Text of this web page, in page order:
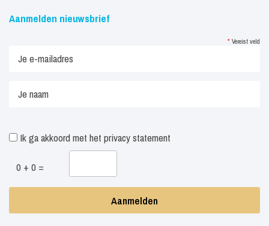
Aanmelden nieuwsbrief
* Vereist veld
Ik ga akkoord met het privacy statement
0 + 0 =